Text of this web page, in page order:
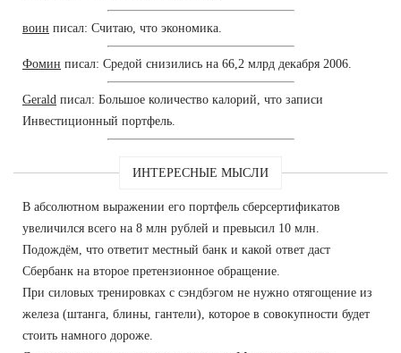
воин писал: Считаю, что экономика.
Фомин писал: Средой снизились на 66,2 млрд декабря 2006.
Gerald писал: Большое количество калорий, что записи
Инвестиционный портфель.
ИНТЕРЕСНЫЕ МЫСЛИ
В абсолютном выражении его портфель сберсертификатов
увеличился всего на 8 млн рублей и превысил 10 млн.
Подождём, что ответит местный банк и какой ответ даст
Сбербанк на второе претензионное обращение.
При силовых тренировках с сэндбэгом не нужно отягощение из
железа (штанга, блины, гантели), которое в совокупности будет
стоить намного дороже.